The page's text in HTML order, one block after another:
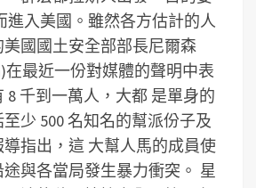
進入美國。雖然各方估計的人
國國土安全部部長尼爾森
在最近一份對媒體的聲明中表
8 千到一萬人，大都 是單身的
少 500 名知名的幫派份子及
指出，這 大幫人馬的成員使
與各當局發生暴力衝突。 星